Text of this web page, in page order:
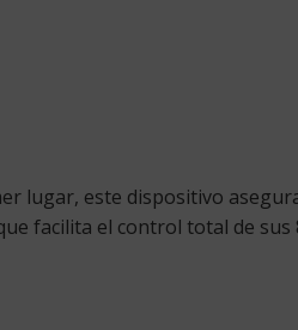
lugar, este dispositivo
facilita el control total de